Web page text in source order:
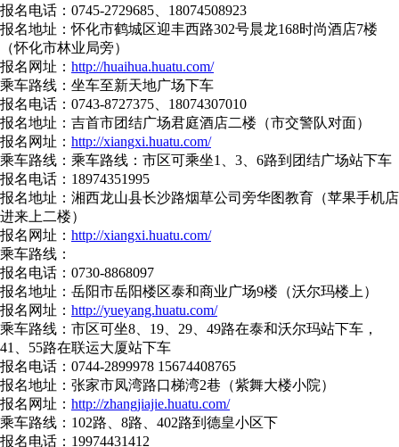
报名电话：0745-2729685、18074508923
报名地址：怀化市鹤城区迎丰西路302号晨龙168时尚酒店7楼
（怀化市林业局旁）
报名网址： http://huaihua.huatu.com/
乘车路线：坐车至新天地广场下车
报名电话：0743-8727375、18074307010
报名地址：吉首市团结广场君庭酒店二楼（市交警队对面）
报名网址： http://xiangxi.huatu.com/
乘车路线：乘车路线：市区可乘坐1、3、6路到团结广场站下车
报名电话：18974351995
报名地址：湘西龙山县长沙路烟草公司旁华图教育（苹果手机店
进来上二楼）
报名网址： http://xiangxi.huatu.com/
乘车路线：
报名电话：0730-8868097
报名地址：岳阳市岳阳楼区泰和商业广场9楼（沃尔玛楼上）
报名网址： http://yueyang.huatu.com/
乘车路线：市区可坐8、19、29、49路在泰和沃尔玛站下车，
41、55路在联运大厦站下车
报名电话：0744-2899978 15674408765
报名地址：张家市凤湾路口梯湾2巷（紫舞大楼小院）
报名网址： http://zhangjiajie.huatu.com/
乘车路线：102路、8路、402路到德皇小区下
报名电话：19974431412